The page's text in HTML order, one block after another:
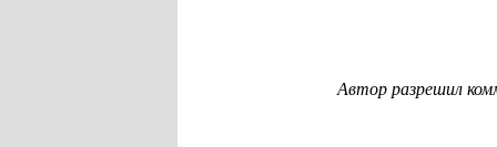
Автор разрешил